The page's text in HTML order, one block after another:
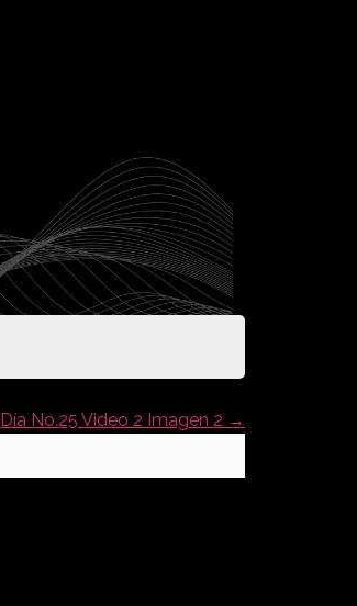
Día No.25 Video 2 Imagen 2